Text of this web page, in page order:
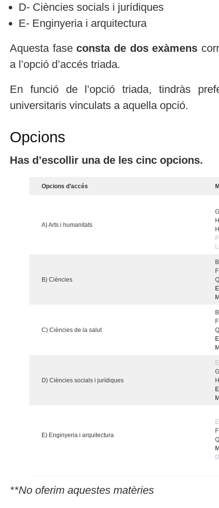
D- Ciències socials i jurídiques
E- Enginyeria i arquitectura
Aquesta fase consta de dos exàmens
a l’opció d’accés triada.
En funció de l’opció triada, tindràs
universitaris vinculats a aquella opció.
Opcions
Has d’escollir una de les cinc opcions.
Opcions d’accés
A) Arts i humanitats
B) Ciències
C) Ciències de la salut
D) Ciències socials i jurídiques
E) Enginyeria i arquitectura
**No oferim aquestes matèries